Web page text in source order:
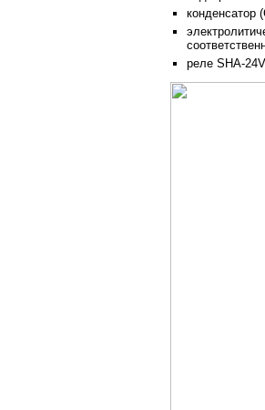
конденсатор
реле SHA-